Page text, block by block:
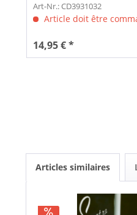
Art-Nr.: CD3931032
Article doit être
14,95 € *
Articles similaires